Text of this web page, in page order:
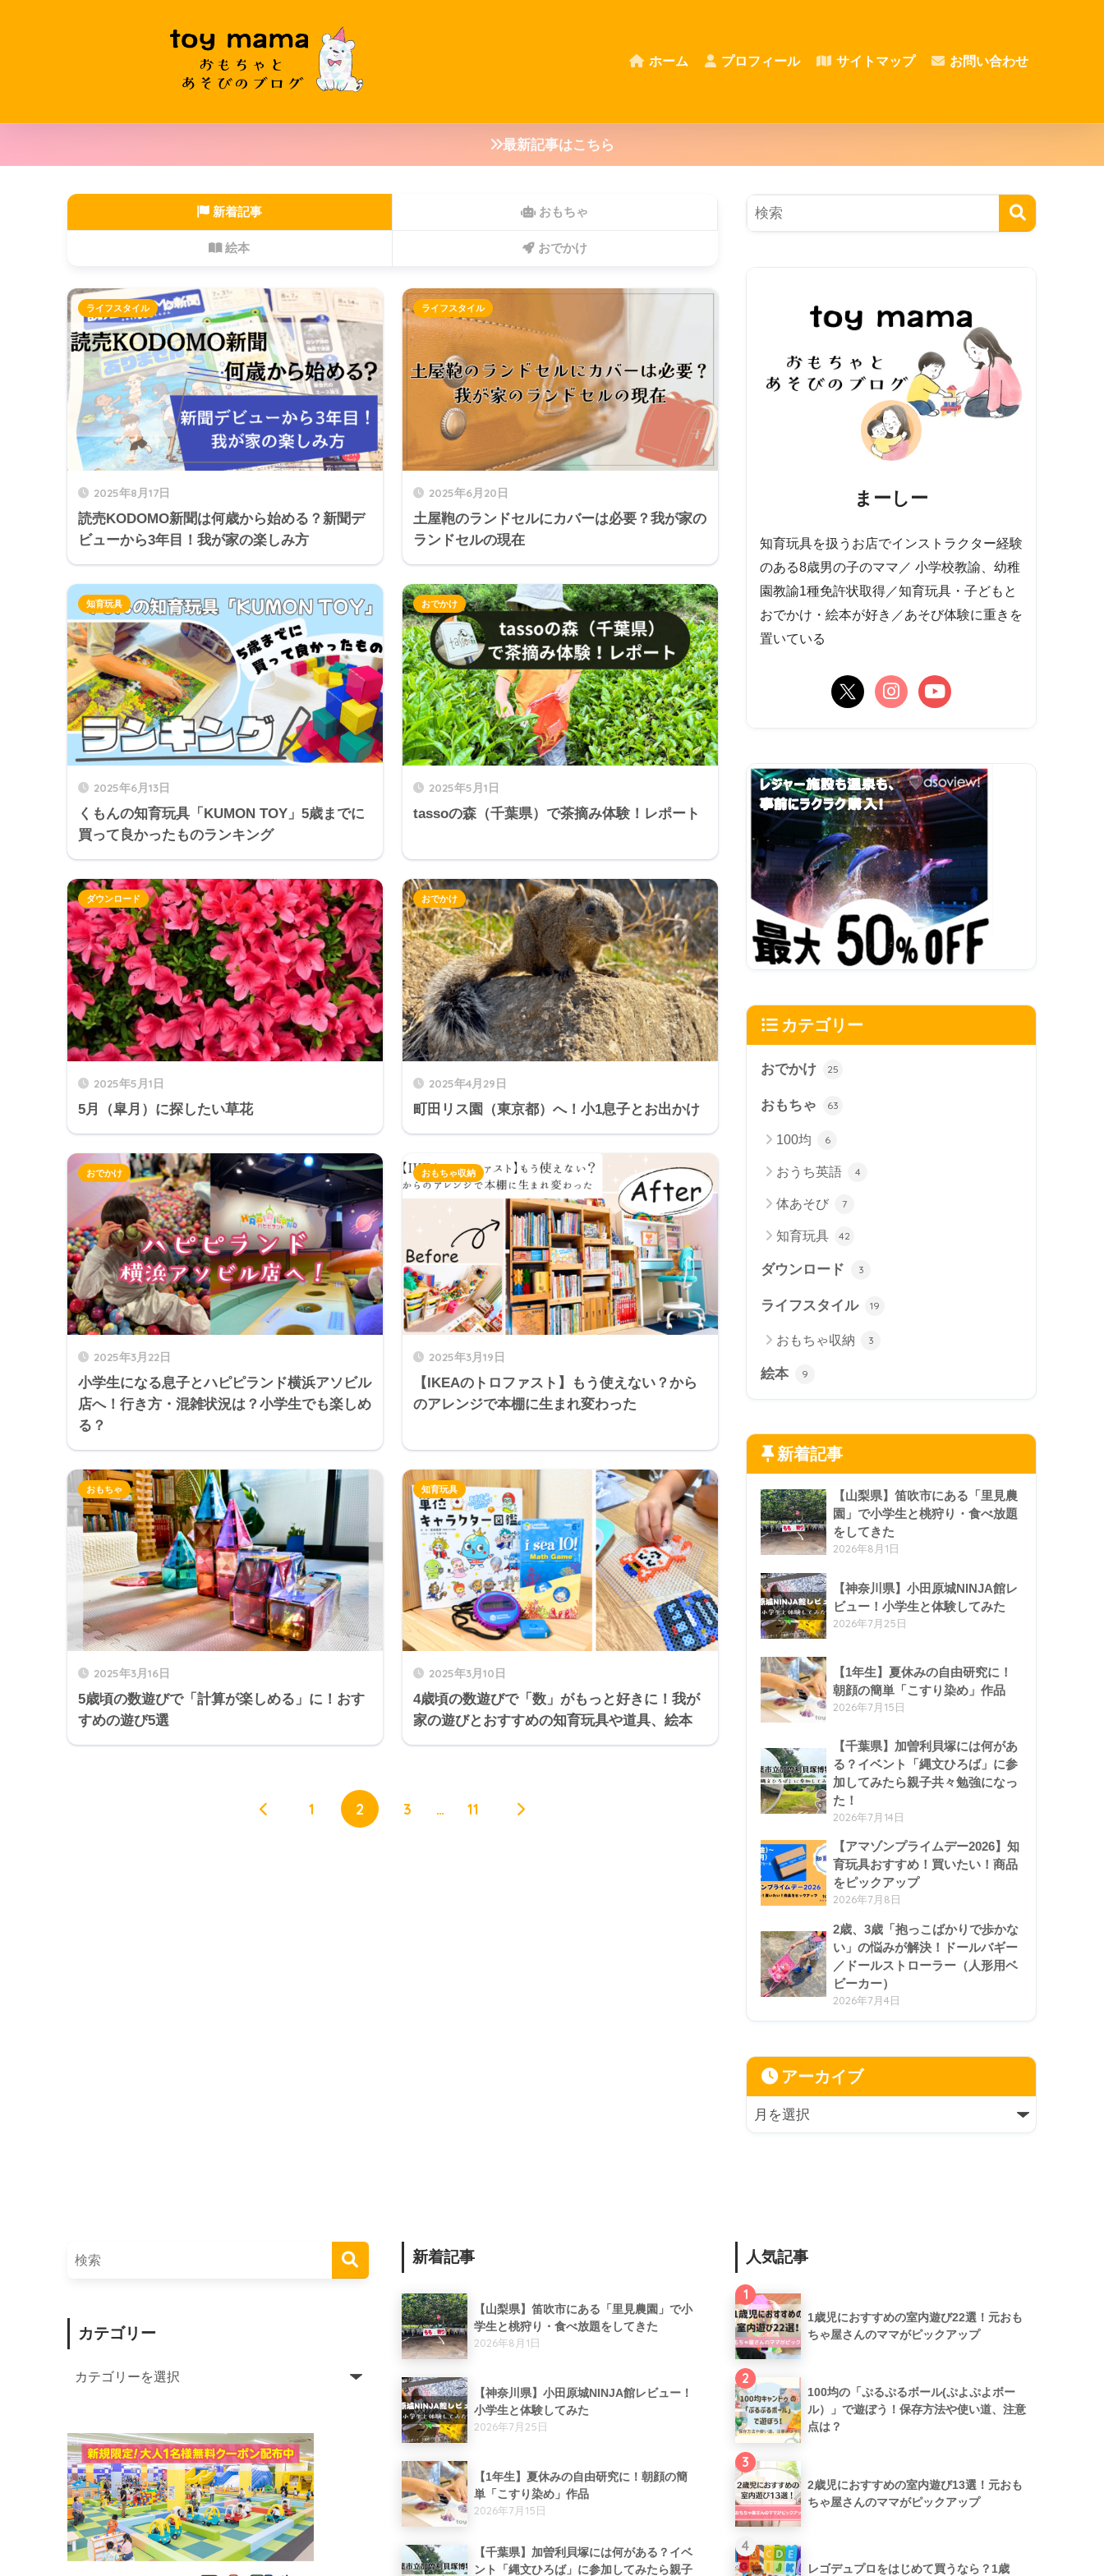
ホーム プロフィール サイトマップ お問い合わせ
最新記事はこちら
新着記事 おもちゃ
絵本 おでかけ
2025年8月17日
読売KODOMO新聞は何歳から始める？新聞デ
ビューから3年目！我が家の楽しみ方
ライフスタイル
2025年6月20日
土屋鞄のランドセルにカバーは必要？我が家の
ランドセルの現在
ライフスタイル
2025年6月13日
くもんの知育玩具「KUMON TOY」5歳までに
買って良かったものランキング
知育玩具
2025年5月1日
tassoの森（千葉県）で茶摘み体験！レポート
おでかけ
2025年5月1日
5月（皐月）に探したい草花
ダウンロード
2025年4月29日
町田リス園（東京都）へ！小1息子とお出かけ
おでかけ
2025年3月22日
小学生になる息子とハピピランド横浜アソビル
店へ！行き方・混雑状況は？小学生でも楽しめ
る？
おでかけ
2025年3月19日
【IKEAのトロファスト】もう使えない？から
のアレンジで本棚に生まれ変わった
おもちゃ収納
2025年3月16日
5歳頃の数遊びで「計算が楽しめる」に！おす
すめの遊び5選
おもちゃ
2025年3月10日
4歳頃の数遊びで「数」がもっと好きに！我が
家の遊びとおすすめの知育玩具や道具、絵本
知育玩具
1 2 3 … 11
まーしー
知育玩具を扱うお店でインストラクター経験
のある8歳男の子のママ／ 小学校教諭、幼稚
園教諭1種免許状取得／知育玩具・子どもと
おでかけ・絵本が好き／あそび体験に重きを
置いている
カテゴリー
おでかけ 25
おもちゃ 63
100均 6
おうち英語 4
体あそび 7
知育玩具 42
ダウンロード 3
ライフスタイル 19
おもちゃ収納 3
絵本 9
新着記事
【山梨県】笛吹市にある「里見農
園」で小学生と桃狩り・食べ放題
をしてきた
2026年8月1日
【神奈川県】小田原城NINJA館レ
ビュー！小学生と体験してみた
2026年7月25日
【1年生】夏休みの自由研究に！
朝顔の簡単「こすり染め」作品
2026年7月15日
【千葉県】加曽利貝塚には何があ
る？イベント「縄文ひろば」に参
加してみたら親子共々勉強になっ
た！
2026年7月14日
【アマゾンプライムデー2026】知
育玩具おすすめ！買いたい！商品
をピックアップ
2026年7月8日
2歳、3歳「抱っこばかりで歩かな
い」の悩みが解決！ドールバギー
／ドールストローラー（人形用ベ
ビーカー）
2026年7月4日
アーカイブ
カテゴリー
新着記事
【山梨県】笛吹市にある「里見農園」で小
学生と桃狩り・食べ放題をしてきた
2026年8月1日
【神奈川県】小田原城NINJA館レビュー！
小学生と体験してみた
2026年7月25日
【1年生】夏休みの自由研究に！朝顔の簡
単「こすり染め」作品
2026年7月15日
【千葉県】加曽利貝塚には何がある？イベ
ント「縄文ひろば」に参加してみたら親子
人気記事
1
1歳児におすすめの室内遊び22選！元おも
ちゃ屋さんのママがピックアップ
2
100均の「ぷるぷるボール(ぷよぷよボー
ル）」で遊ぼう！保存方法や使い道、注意
点は？
3
2歳児におすすめの室内遊び13選！元おも
ちゃ屋さんのママがピックアップ
4
レゴデュプロをはじめて買うなら？1歳